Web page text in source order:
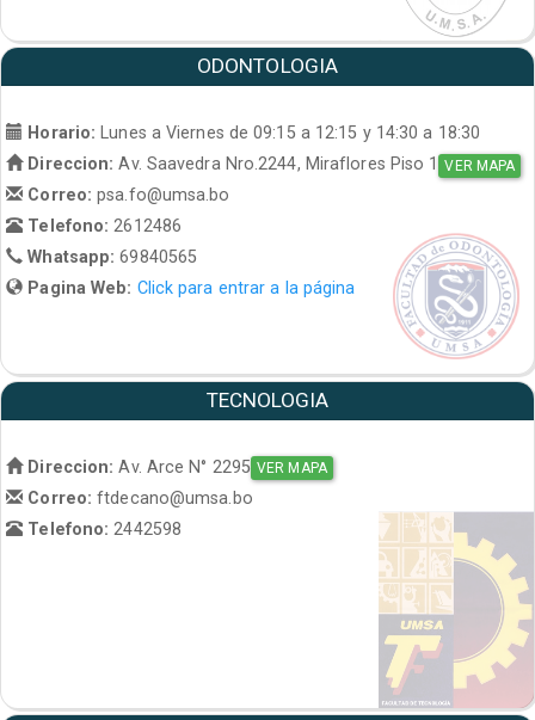
ODONTOLOGIA
Horario: Lunes a Viernes de 09:15 a 12:15 y 14:30 a 18:30
Direccion: Av. Saavedra Nro.2244, Miraflores Piso 1 VER MAPA
Correo:psa.fo@umsa.bo
Telefono:2612486
Whatsapp:69840565
Pagina Web: Click para entrar a la página
TECNOLOGIA
Direccion: Av. Arce N° 2295 VER MAPA
Correo:ftdecano@umsa.bo
Telefono: 2442598